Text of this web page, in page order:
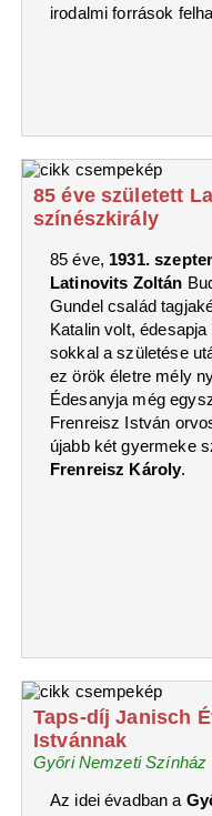
irodalmi források
85 éve született
színészkirály
85 éve, 1931.
Latinovits Zoltán
Gundel család
Katalin volt,
sokkal a születése
ez örök életre mély
Édesanyja még
Frenreisz István
újabb két gyermeke
Frenreisz Károly.
Taps-díj Janisch
Istvánnak
Győri Nemzeti Színház
Az idei évadban a